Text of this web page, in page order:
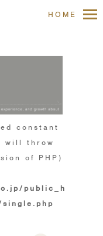
HOME
constant
will throw
of PHP)
public_html/